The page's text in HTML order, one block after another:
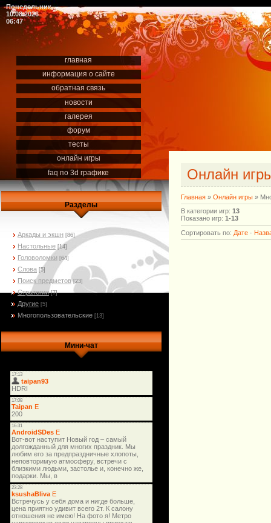
Понедельник
10.08.2026
06:47
главная
информация о сайте
обратная связь
новости
галерея
форум
тесты
онлайн игры
faq по 3d графике
Разделы
Аркады и экшн [86]
Настольные [14]
Головоломки [64]
Слова [5]
Поиск предметов [23]
Стратегии [7]
Другие [5]
Многопользовательские [13]
Мини-чат
Онлайн
Главная » Онлайн игры »
В категории игр: 13
Показано игр: 1-13
Сортировать по: Дате ·